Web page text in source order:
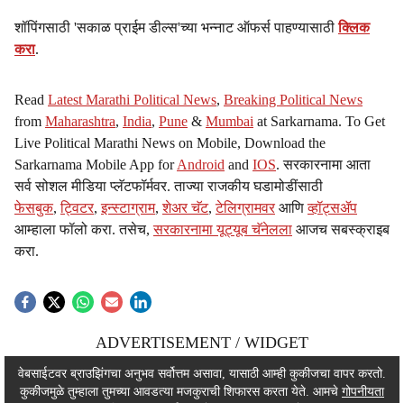
शॉपिंगसाठी 'सकाळ प्राईम डील्स'च्या भन्नाट ऑफर्स पाहण्यासाठीक्लिक
करा.
Read Latest Marathi Political News, Breaking Political News
from Maharashtra, India, Pune & Mumbai at Sarkarnama. To Get
Live Political Marathi News on Mobile, Download the
Sarkarnama Mobile App forAndroid and IOS. सरकारनामा आता
सर्व सोशल मीडिया प्लॅटफॉर्मवर. ताज्या राजकीय घडामोडींसाठी
फेसबुक,ट्विटर,इन्स्टाग्राम,शेअर चॅट,टेलिग्रामवर आणिव्हॉट्सॲप
आम्हाला फॉलो करा. तसेच,सरकारनामा यूट्यूब चॅनेलला आजच सबस्क्राइब
करा.
ADVERTISEMENT / WIDGET
ADVERTISEMENT / WIDGET
वेबसाईटवर ब्राउझिंगचा अनुभव सर्वोत्तम असावा, यासाठी आम्ही कुकीजचा वापर करतो.
कुकीजमुळे तुम्हाला तुमच्या आवडत्या मजकुराची शिफारस करता येते. आमचे गोपनीयता